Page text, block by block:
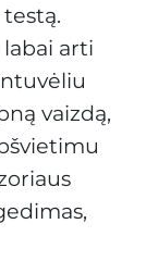
arti
vaizdą,